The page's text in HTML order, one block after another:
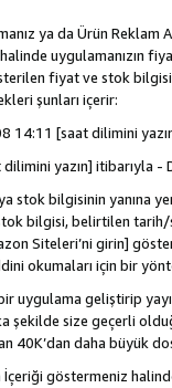
ya da Ürün
uygulamanızın
fiyat ve stok
şunları içerir:
14:11 [saat dilimini
yazın] itibarıyla -
stok bilgisinin yanına
bilgisi, belirtilen
Siteleri’ni girin]
okumaları için bir
uygulama geliştirip
size geçerli
40K’dan daha büyük
göstermeniz